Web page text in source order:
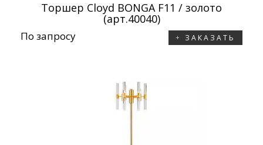
Торшер Cloyd BONGA F11 / золото
(арт.40040)
По запросу ЗАКАЗАТЬ